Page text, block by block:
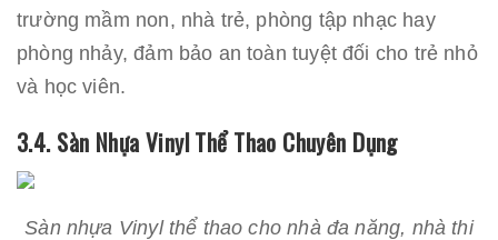
trường mầm non, nhà trẻ, phòng tập nhạc hay
phòng nhảy, đảm bảo an toàn tuyệt đối cho trẻ nhỏ
và học viên.
3.4. Sàn Nhựa Vinyl Thể Thao Chuyên Dụng
Sàn nhựa Vinyl thể thao cho nhà đa năng, nhà thi